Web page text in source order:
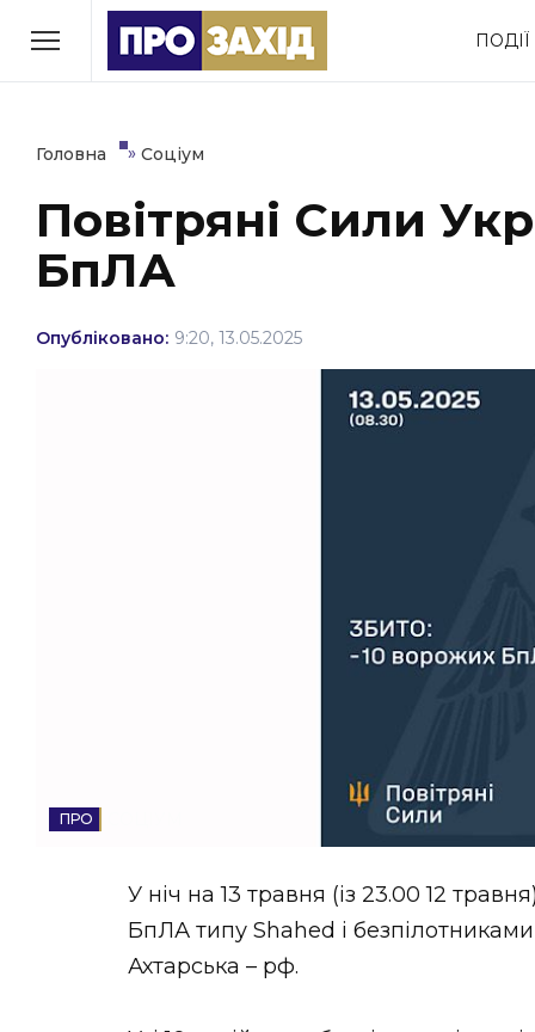
ПОДІЇ
РУБРИКИ
Економіка
Політика Соціум
Втрачений Ужгород
ЗАКАРПАТСЬКІ НОВИНИ
ВІДЕО
Головна » Соціум
Повітряні Сили
БпЛА
Опубліковано: 9:20, 13.05.2025
У ніч на 13 травня (із 23.00 12
БпЛА типу Shahed і
Ахтарська – рф.